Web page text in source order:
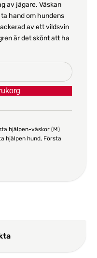
av jägare. Väskan
hand om hundens
av ett vildsvin
är det skönt att ha
hjälpen-väskor (M)
hjälpen hund, Första